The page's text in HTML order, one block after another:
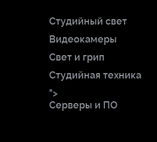
Студийный свет
Видеокамеры
Свет и грип
Студийная техника
">
Серверы и ПО